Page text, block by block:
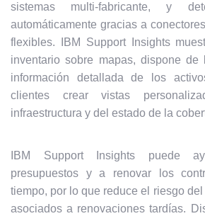
sistemas multi-fabricante, y
automáticamente gracias a
flexibles. IBM Support Insights
inventario sobre mapas, dispone de
información detallada de los
clientes crear vistas
infraestructura y del estado de la
IBM Support Insights puede
presupuestos y a renovar los
tiempo, por lo que reduce el riesgo
asociados a renovaciones tardías.